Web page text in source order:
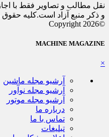
نقل مطالب و تصاویر فقط با
و ذکر منبع آزاد است.کلیه
©Copyright 2026
MACHINE MAGAZINE
×
آرشیو مجله ماشین
آرشیو مجله نوآور
آرشیو مجله موتور
درباره ما
تماس با ما
تبلیغات